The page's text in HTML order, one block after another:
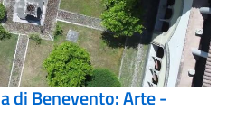
di Benevento: Arte -